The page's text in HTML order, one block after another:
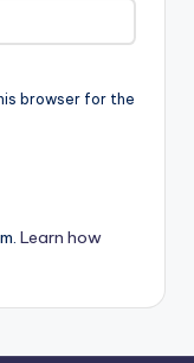
browser for the
Learn how